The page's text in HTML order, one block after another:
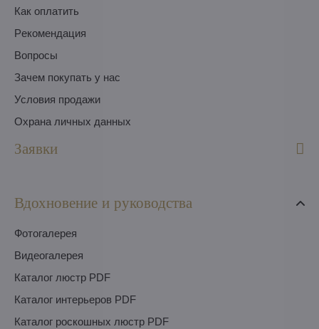
Как оплатить
Pекомендация
Вопросы
Зачем покупать у нас
Условия продажи
Охрана личных данных
Заявки
Вдохновение и руководства
Фотогалерея
Видеогалерея
Каталог люстр PDF
Каталог интерьеров PDF
Каталог роскошных люстр PDF